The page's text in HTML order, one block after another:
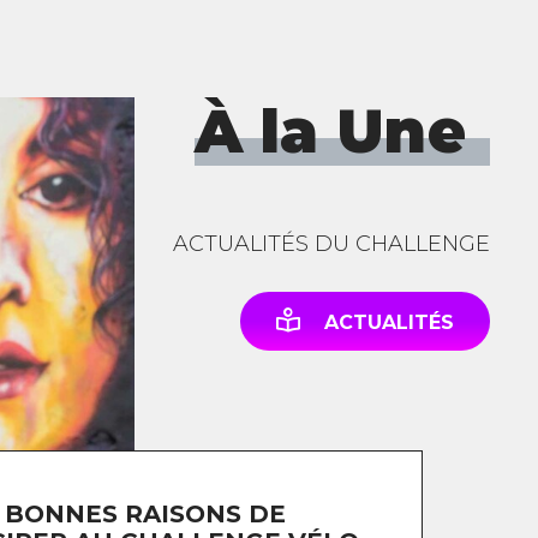
RAISONS DE
À la Une
ACTUALITÉS DU CHALLENGE
ACTUALITÉS